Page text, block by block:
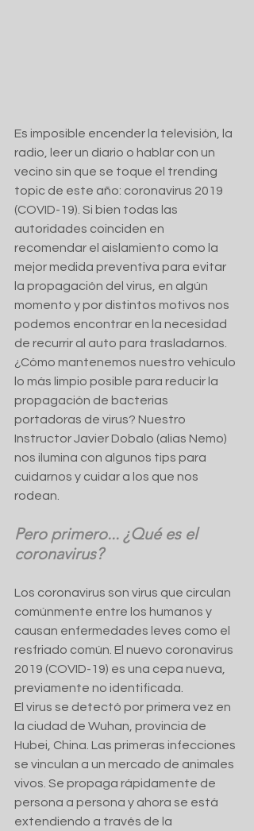
Es imposible encender la televisión, la
radio, leer un diario o hablar con un
vecino sin que se toque el trending
topic de este año: coronavirus 2019
(COVID-19). Si bien todas las
autoridades coinciden en
recomendar el aislamiento como la
mejor medida preventiva para evitar
la propagación del virus, en algún
momento y por distintos motivos nos
podemos encontrar en la necesidad
de recurrir al auto para trasladarnos.
¿Cómo mantenemos nuestro vehículo
lo más limpio posible para reducir la
propagación de bacterias
portadoras de virus? Nuestro
Instructor Javier Dobalo (alias Nemo)
nos ilumina con algunos tips para
cuidarnos y cuidar a los que nos
rodean.
Pero primero... ¿Qué es el
coronavirus?
Los coronavirus son virus que circulan
comúnmente entre los humanos y
causan enfermedades leves como el
resfriado común. El nuevo coronavirus
2019 (COVID-19) es una cepa nueva,
previamente no identificada.
El virus se detectó por primera vez en
la ciudad de Wuhan, provincia de
Hubei, China. Las primeras infecciones
se vinculan a un mercado de animales
vivos. Se propaga rápidamente de
persona a persona y ahora se está
extendiendo a través de la